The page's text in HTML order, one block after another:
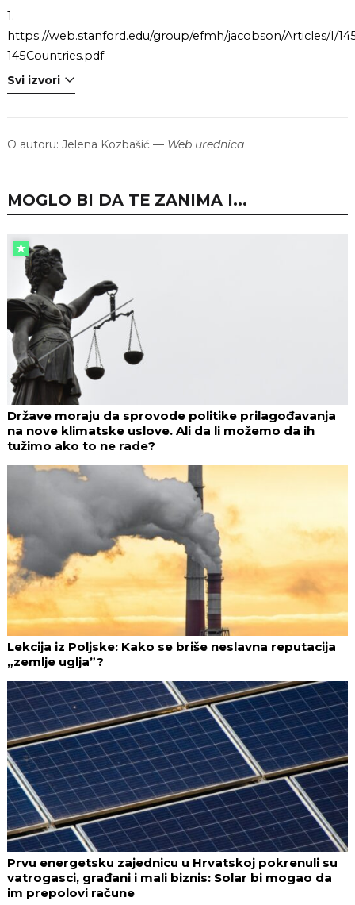
1.
https://web.stanford.edu/group/efmh/jacobson/Articles/I/
145Countries.pdf
Svi izvori
O autoru: Jelena Kozbašić — Web urednica
MOGLO BI DA TE ZANIMA I...
Države moraju da sprovode politike prilagođavanja
na nove klimatske uslove. Ali da li možemo da ih
tužimo ako to ne rade?
Lekcija iz Poljske: Kako se briše neslavna reputacija
„zemlje uglja”?
Prvu energetsku zajednicu u Hrvatskoj pokrenuli su
vatrogasci, građani i mali biznis: Solar bi mogao da
im prepolovi račune